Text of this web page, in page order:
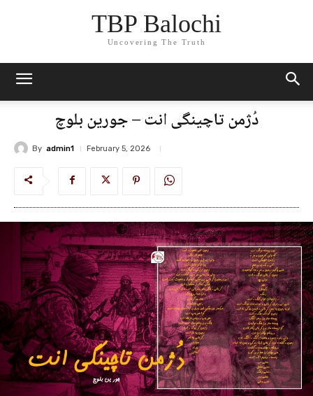
TBP Balochi
Uncovering The Truth
دُژمن تاچینگی انت – جورین بلوچ
By admin1 February 5, 2026